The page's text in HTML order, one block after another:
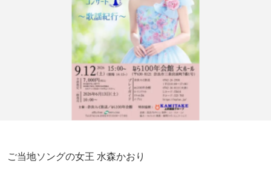
ご当地ソングの女王 水森かおり